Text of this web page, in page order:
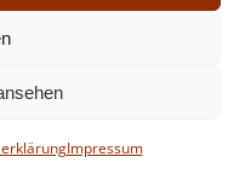
Impressum
for free using